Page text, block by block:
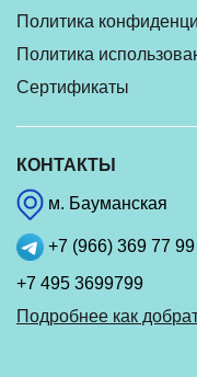
Политика
Политика
Сертификаты
КОНТАКТЫ
м. Бауманская
+7 (966) 369 77 99
+7 495 3699799
Подробнее как